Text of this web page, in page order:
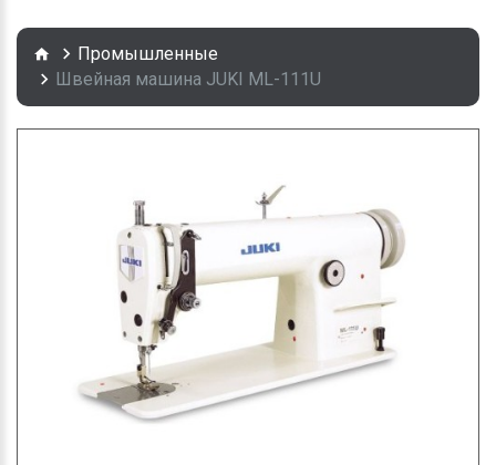
Промышленные
Швейная машина JUKI ML-111U